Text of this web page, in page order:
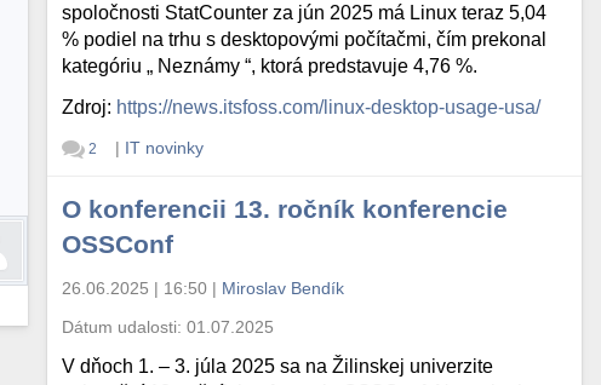
spoločnosti StatCounter za jún 2025 má Linux teraz 5,04
% podiel na trhu s desktopovými počítačmi, čím prekonal
kategóriu „ Neznámy “, ktorá predstavuje 4,76 %.
Zdroj: https://news.itsfoss.com/linux-desktop-usage-usa/
2 | IT novinky
O konferencii 13. ročník konferencie
OSSConf
26.06.2025 | 16:50 | Miroslav Bendík
Dátum udalosti:01.07.2025
V dňoch 1. – 3. júla 2025 sa na Žilinskej univerzite